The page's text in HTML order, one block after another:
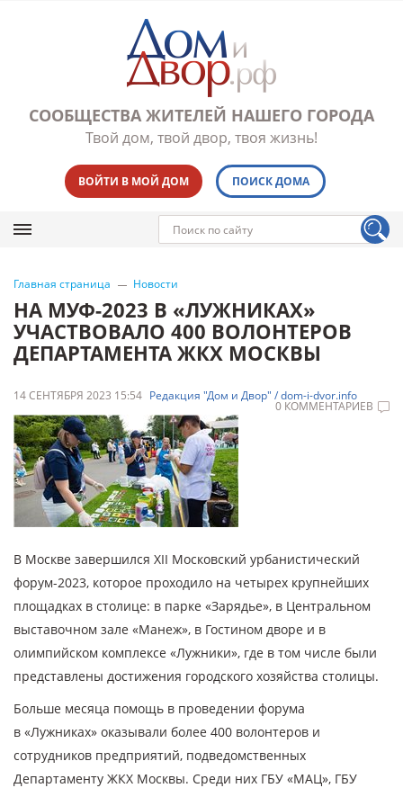
СООБЩЕСТВА ЖИТЕЛЕЙ НАШЕГО ГОРОДА
Твой дом, твой двор, твоя жизнь!
ВОЙТИ В МОЙ ДОМ ПОИСК ДОМА
Главная страница Новости
НА МУФ-2023 В «ЛУЖНИКАХ»
УЧАСТВОВАЛО 400 ВОЛОНТЕРОВ
ДЕПАРТАМЕНТА ЖКХ МОСКВЫ
14 СЕНТЯБРЯ 2023 15:54 Редакция "Дом и Двор" / dom-i-dvor.info
0 КОММЕНТАРИЕВ
В Москве завершился XII Московский урбанистический
форум-2023, которое проходило на четырех крупнейших
площадках в столице: в парке «Зарядье», в Центральном
выставочном зале «Манеж», в Гостином дворе и в
олимпийском комплексе «Лужники», где в том числе были
представлены достижения городского хозяйства столицы.
Больше месяца помощь в проведении форума
в «Лужниках» оказывали более 400 волонтеров и
сотрудников предприятий, подведомственных
Департаменту ЖКХ Москвы. Среди них ГБУ «МАЦ», ГБУ